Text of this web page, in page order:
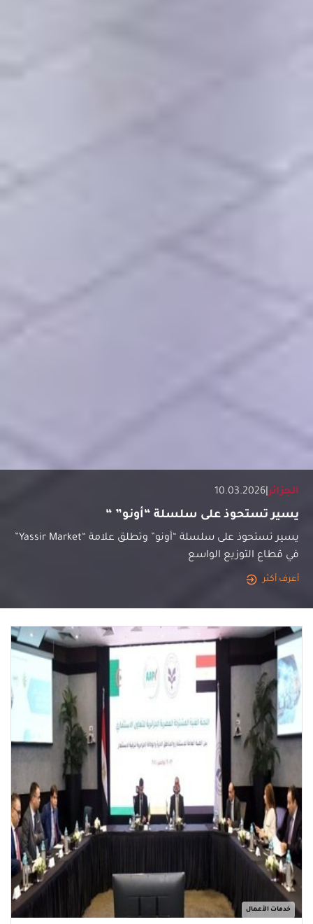
الجزائر|
10.03.2026
يسير تستحوذ على سلسلة “أونو” “
يسير تستحوذ على سلسلة “أونو” وتطلق علامة “Yassir Market”
في قطاع التوزيع الواسع
أعرف أكثر
خدمات الأعمال